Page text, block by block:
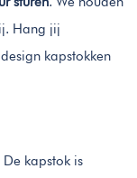
Hang jij
kapstokken
kapstok is